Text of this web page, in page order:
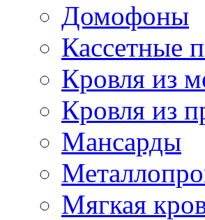
Домофоны
Кассетные
Кровля из
Кровля из
Мансарды
Мягкая